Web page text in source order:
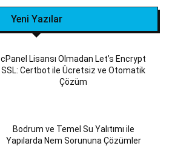
Yeni Yazılar
cPanel Lisansı Olmadan Let’s Encrypt
SSL: Certbot ile Ücretsiz ve Otomatik
Çözüm
Bodrum ve Temel Su Yalıtımı ile
Yapılarda Nem Sorununa Çözümler